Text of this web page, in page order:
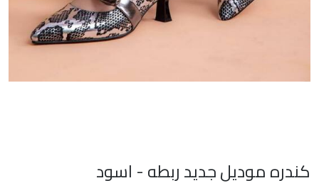
كندره موديل جديد ربطه - اسود